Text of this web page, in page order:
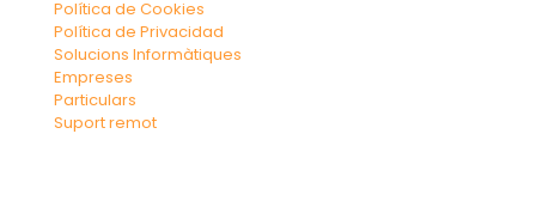
Política de Cookies
Política de Privacidad
Solucions Informàtiques
Empreses
Particulars
Suport remot